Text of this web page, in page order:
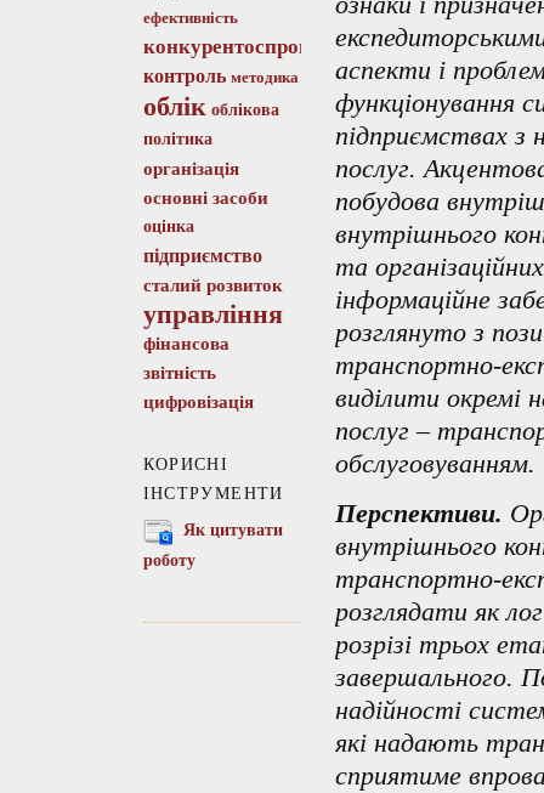
ефективність
конкурентоспроможність
контроль методика
облік облікова
політика
організація
основні засоби
оцінка
підприємство
сталий розвиток
управління
фінансова
звітність
цифровізація
КОРИСНІ
ІНСТРУМЕНТИ
Як цитувати
роботу
аспекти і
функціонування
підприємствах з
послуг.
побудова
внутрішнього
та
інформаційне
розглянуто з
транспортно-
виділити окремі
послуг –
обслуговуванням.
Перспективи.
внутрішнього
транспортно-
розглядати як
розрізі трьох
завершального.
надійності
які надають
сприятиме